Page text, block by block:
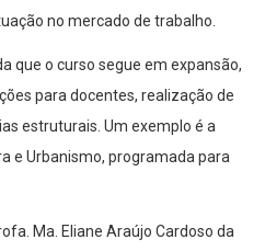
no mercado de trabalho.
que o curso segue em expansão,
para docentes, realização de
estruturais. Um exemplo é a
e Urbanismo, programada para
Ma. Eliane Araújo Cardoso da